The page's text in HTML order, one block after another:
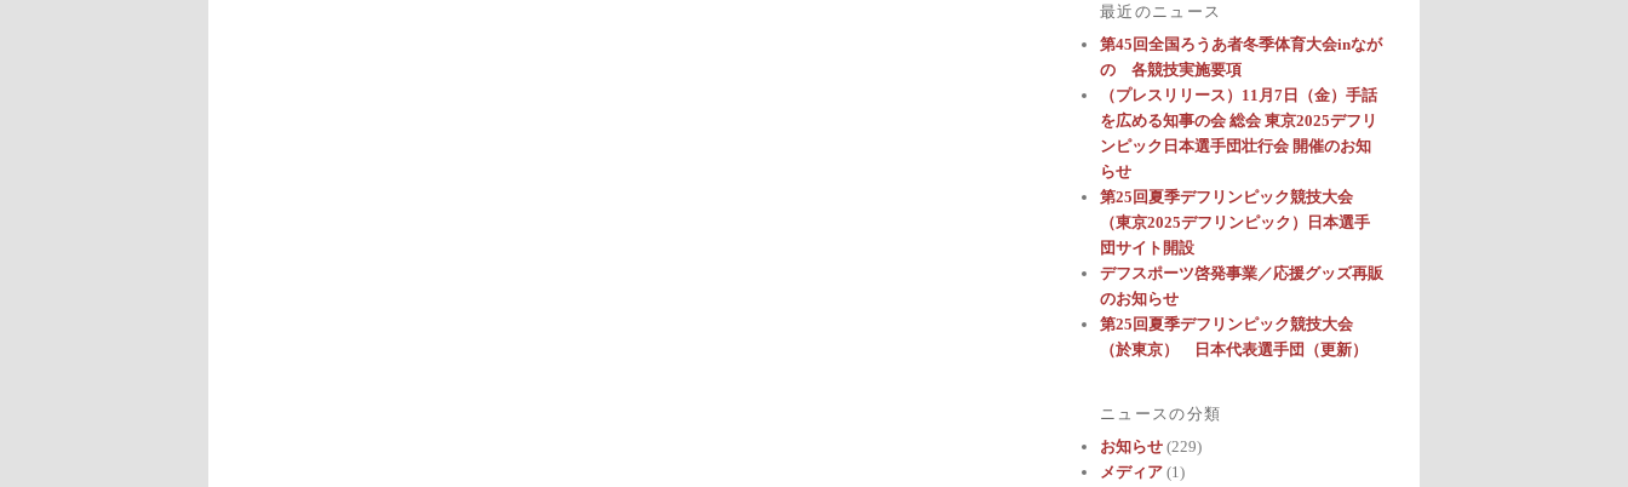
最近のニュース
第45回全国ろうあ者冬季体育大会inなが
の 各競技実施要項
（プレスリリース）11月7日（金）手話
を広める知事の会 総会 東京2025デフリ
ンピック日本選手団壮行会 開催のお知
らせ
第25回夏季デフリンピック競技大会
（東京2025デフリンピック）日本選手
団サイト開設
デフスポーツ啓発事業／応援グッズ再販
のお知らせ
第25回夏季デフリンピック競技大会
（於東京） 日本代表選手団（更新）
ニュースの分類
お知らせ (229)
メディア (1)